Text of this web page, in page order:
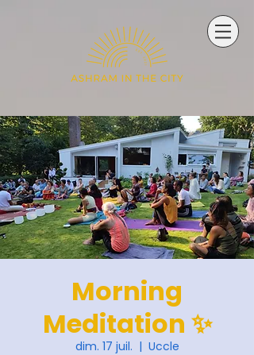
Morning
Meditation ✨
dim. 17 juil.
  |
Uccle